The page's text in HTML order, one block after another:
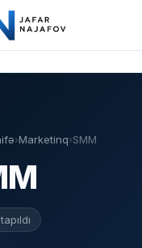
›Marketinq›SMM